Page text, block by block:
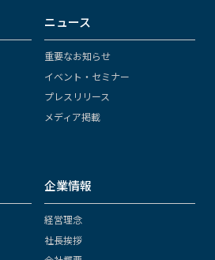
ニュース
重要なお知らせ
イベント・セミナー
プレスリリース
メディア掲載
企業情報
経営理念
社長挨拶